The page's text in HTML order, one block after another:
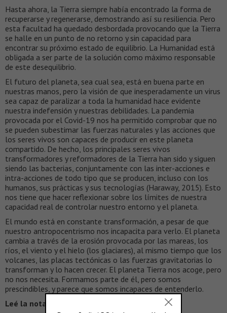
Hasta ahora, la Tierra siempre había encontrado la forma de
recuperarse y regenerarse, demostrando así su resiliencia. Pero
esta facultad ha quedado desbordada provocando que la Tierra
se halle en un punto de no retorno y sin capacidad para
encontrar su próximo estado de equilibrio. La Humanidad está
obligada a ser parte de la solución como máximo responsable
de este desequilibrio.
El futuro del planeta, sea cual sea, está en buena parte en
nuestras manos, pero la visión de que inesperadamente un virus
sea capaz de paralizar a toda la humanidad hace evidente
nuestra indefensión y nuestras debilidades. La pandemia
provocada por el Covid-19 nos ha permitido comprobar que no
se pueden subestimar las fuerzas naturales y las acciones que
los seres vivos son capaces de producir en este planeta
compartido. De hecho, los principales seres vivos
transformadores y reformadores de la Tierra han sido y siguen
siendo las bacterias, conjuntamente con las inter-acciones e
intra-acciones de todo tipo que se producen, incluso con los
humanos, sus prácticas y sus tecnologías (Haraway, 2015). Esto
nos tiene que hacer reflexionar sobre los límites de nuestra
capacidad real de controlar nuestro entorno y el planeta.
El mundo está en constante transformación, a pesar de que
nuestro antropocentrismo nos incapacita para verlo. El planeta
cambia a través de la erosión provocada por las mareas, los
ríos, el viento y el hielo (los glaciares), al mismo tiempo que los
volcanes, las placas tectónicas o las fuerzas gravitatorias lo
transforman y lo hacen crecer. El planeta Tierra nos acoge, pero
no nos necesita. Formamos parte de él, pero somos
prescindibles, y parece que somos incapaces de entenderlo.
Leé la nota completa en >